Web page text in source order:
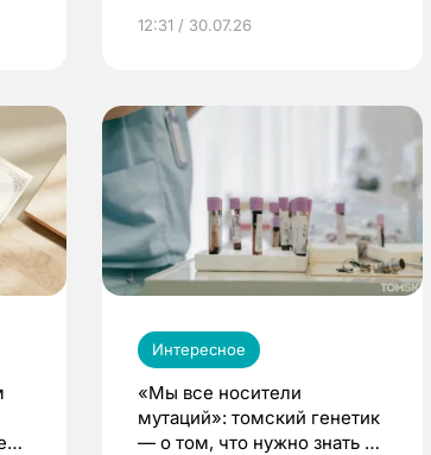
12:31 / 30.07.26
Интересное
«Мы все носители
мутаций»: томский генетик
— о том, что нужно знать до